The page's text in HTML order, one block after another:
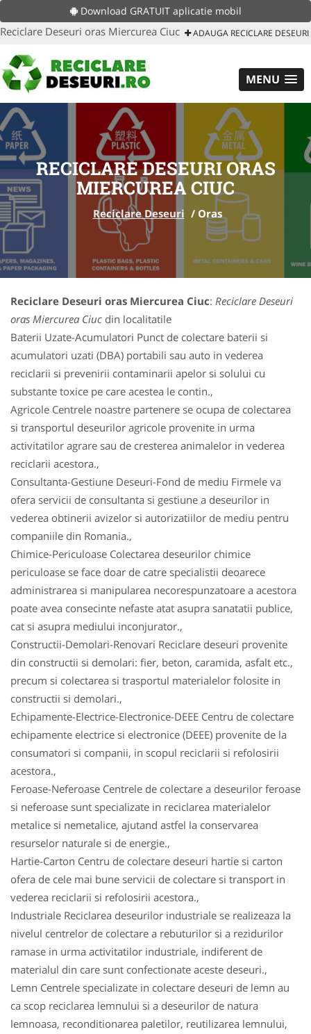
Download GRATUIT aplicatie mobil
Reciclare Deseuri oras Miercurea Ciuc ADAUGA RECICLARE DESEURI
MENU
RECICLARE DESEURI ORAS
MIERCUREA CIUC
Reciclare Deseuri / Oras
Reciclare Deseuri oras Miercurea Ciuc: Reciclare Deseuri
oras Miercurea Ciuc din localitatile
Baterii Uzate-Acumulatori Punct de colectare baterii si
acumulatori uzati (DBA) portabili sau auto in vederea
reciclarii si prevenirii contaminarii apelor si solului cu
substante toxice pe care acestea le contin.,
Agricole Centrele noastre partenere se ocupa de colectarea
si transportul deseurilor agricole provenite in urma
activitatilor agrare sau de cresterea animalelor in vederea
reciclarii acestora.,
Consultanta-Gestiune Deseuri-Fond de mediu Firmele va
ofera servicii de consultanta si gestiune a deseurilor in
vederea obtinerii avizelor si autorizatiilor de mediu pentru
companiile din Romania.,
Chimice-Periculoase Colectarea deseurilor chimice
periculoase se face doar de catre specialistii deoarece
administrarea si manipularea necorespunzatoare a acestora
poate avea consecinte nefaste atat asupra sanatatii publice,
cat si asupra mediului inconjurator.,
Constructii-Demolari-Renovari Reciclare deseuri provenite
din constructii si demolari: fier, beton, caramida, asfalt etc.,
precum si colectarea si trasportul materialelor folosite in
constructii si demolari.,
Echipamente-Electrice-Electronice-DEEE Centru de colectare
echipamente electrice si electronice (DEEE) provenite de la
consumatori si companii, in scopul reciclarii si refolosirii
acestora.,
Feroase-Neferoase Centrele de colectare a deseurilor feroase
si neferoase sunt specializate in reciclarea materialelor
metalice si nemetalice, ajutand astfel la conservarea
resurselor naturale si de energie.,
Hartie-Carton Centru de colectare deseuri hartie si carton
ofera de cele mai bune servicii de colectare si transport in
vederea reciclarii si refolosirii acestora.,
Industriale Reciclarea deseurilor industriale se realizeaza la
nivelul centrelor de colectare a rebuturilor si a rezidurilor
ramase in urma activitatilor industriale, indiferent de
materialul din care sunt confectionate aceste deseuri.,
Lemn Centrele specializate in colectare deseuri de lemn au
ca scop reciclarea lemnului si a deseurilor de natura
lemnoasa, reconditionarea paletilor, reutilizarea lemnului,